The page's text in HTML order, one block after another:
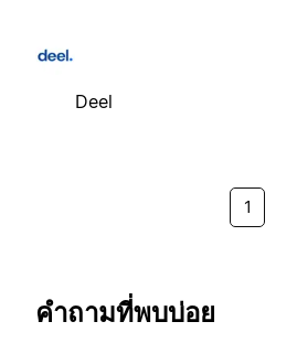
Deel
1
คำถามที่พบบ่อย